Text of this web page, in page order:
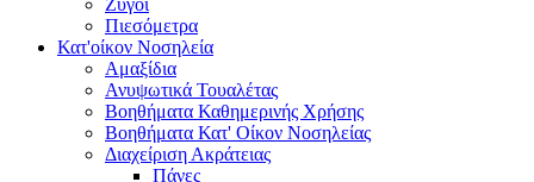
Ζυγοί
Πιεσόμετρα
Κατ'οίκον Νοσηλεία
Αμαξίδια
Ανυψωτικά Τουαλέτας
Βοηθήματα Καθημερινής Χρήσης
Βοηθήματα Κατ' Οίκον Νοσηλείας
Διαχείριση Ακράτειας
Πάνες